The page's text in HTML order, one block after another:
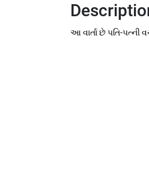
આ વાર્તા છે પતિ-